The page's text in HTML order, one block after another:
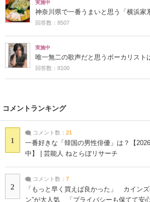
実施中
神奈川県で一番うまいと思う「横浜家
回答数：8507
実施中
唯一無二の歌声だと思うボーカリスト
回答数：8100
コメントランキング
1
コメント数： 21
一番好きな「韓国の男性俳優」は？【
中】 | 芸能人 ねとらぼリサーチ
2
コメント数： 7
「もっと早く買えば良かった」 カインズ
ン”が大人気 「プライバシーも保てて安